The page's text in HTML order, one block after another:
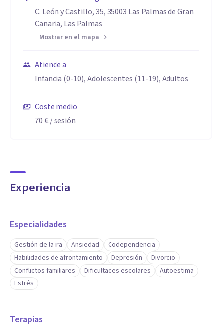
C. León y Castillo, 35, 35003 Las Palmas de Gran
Canaria, Las Palmas
Mostrar en el mapa
Atiende a
Infancia (0-10), Adolescentes (11-19), Adultos
Coste medio
70 €/ sesión
Experiencia
Especialidades
Gestión de la ira Ansiedad
Codependencia
Habilidades de afrontamiento
Depresión
Divorcio
Conflictos familiares
Dificultades escolares
Autoestima
Estrés
Terapias